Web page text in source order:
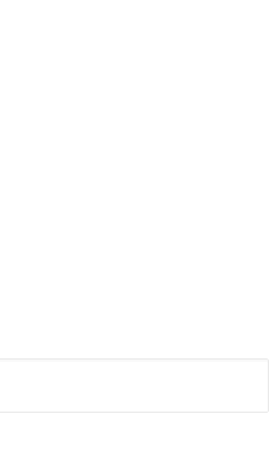
industri? Og